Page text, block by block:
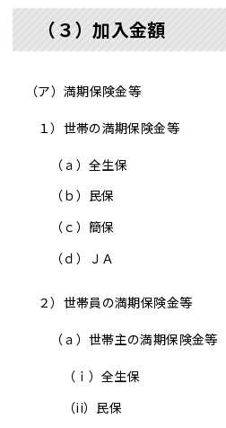
（３）加入金額
（ア）満期保険金等
１）世帯の満期保険金等
（ａ）全生保
（ｂ） 民保
（ｃ）簡保
（ｄ）
ＪＡ
２）世帯員の満期保険金等
（ａ）世帯主の満期保険金等
（ｉ）全生保
（ii） 民保